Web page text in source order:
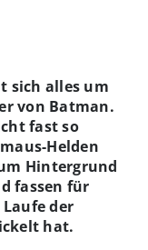
sich alles um
von Batman.
fast so
Helden
Hintergrund
fassen für
der
hat.